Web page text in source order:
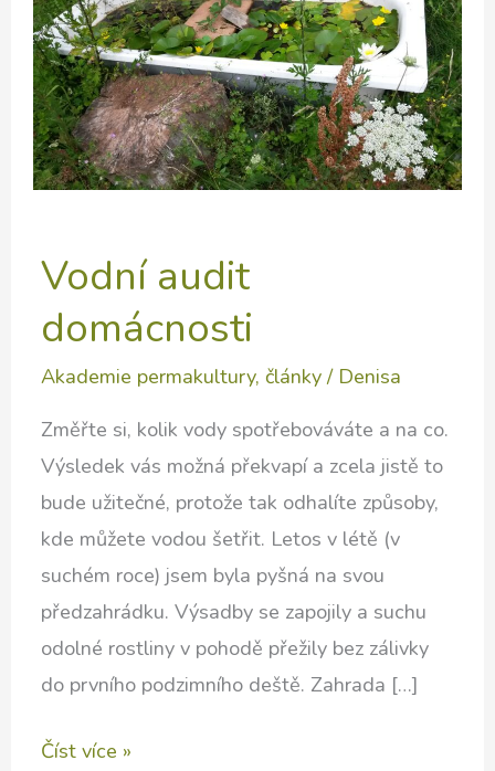
Vodní audit
domácnosti
Akademie permakultury,články/ Denisa
Změřte si, kolik vody spotřebováváte a na co.
Výsledek vás možná překvapí a zcela jistě to
bude užitečné, protože tak odhalíte způsoby,
kde můžete vodou šetřit. Letos v létě (v
suchém roce) jsem byla pyšná na svou
předzahrádku. Výsadby se zapojily a suchu
odolné rostliny v pohodě přežily bez zálivky
do prvního podzimního deště. Zahrada […]
Vodní
Číst více »